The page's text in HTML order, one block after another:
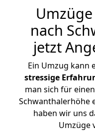
nach
jetzt
Ein Umzug kann
stressige
man sich für
Schwanthalerhöhe
haben wir uns
Umzüge